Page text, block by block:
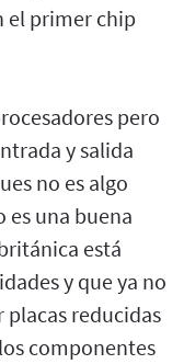
el primer chip
pero
y salida
no es algo
es una buena
está
y que ya no
placas reducidas
componentes